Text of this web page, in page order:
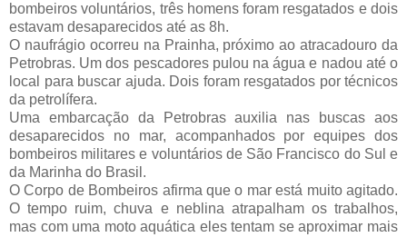
bombeiros voluntários, três homens foram resgatados e dois
estavam desaparecidos até as 8h.
O naufrágio ocorreu na Prainha, próximo ao atracadouro da
Petrobras. Um dos pescadores pulou na água e nadou até o
local para buscar ajuda. Dois foram resgatados por técnicos
da petrolífera.
Uma embarcação da Petrobras auxilia nas buscas aos
desaparecidos no mar, acompanhados por equipes dos
bombeiros militares e voluntários de São Francisco do Sul e
da Marinha do Brasil.
O Corpo de Bombeiros afirma que o mar está muito agitado.
O tempo ruim, chuva e neblina atrapalham os trabalhos,
mas com uma moto aquática eles tentam se aproximar mais